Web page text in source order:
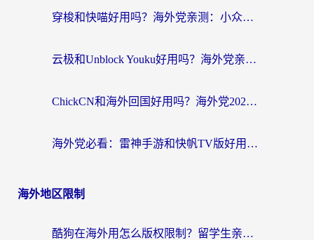
穿梭和快喵好用吗？海外党亲测：小众加速器对比+番茄加速器深度体验
云极和Unblock Youku好用吗？海外党亲测+2026回国加速器避坑指南
ChickCN和海外回国好用吗？海外党2026亲测：从手游到影音，选对加速器的3个关键
海外党必看：雷神手游和快帆TV版好用吗？3步选对回国加速器不踩坑
海外地区限制
酷狗在海外用怎么版权限制？留学生亲测：3步解决听国内音乐难题